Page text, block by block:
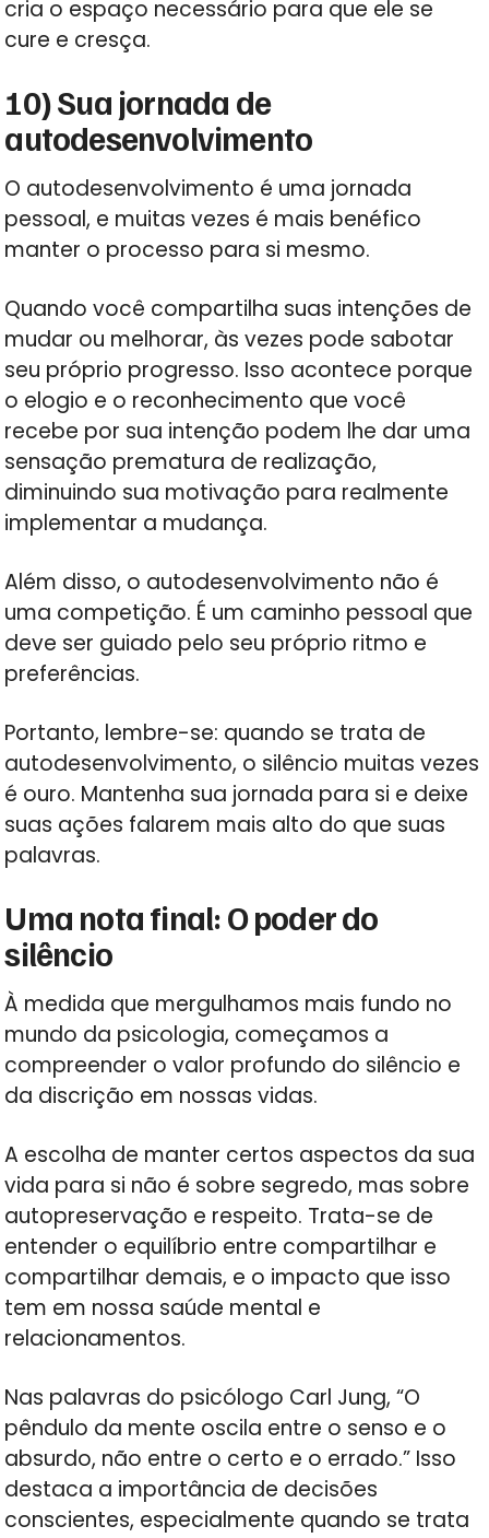
cria o espaço necessário para que ele se
cure e cresça.
10) Sua jornada de
autodesenvolvimento
O autodesenvolvimento é uma jornada
pessoal, e muitas vezes é mais benéfico
manter o processo para si mesmo.
Quando você compartilha suas intenções de
mudar ou melhorar, às vezes pode sabotar
seu próprio progresso. Isso acontece porque
o elogio e o reconhecimento que você
recebe por sua intenção podem lhe dar uma
sensação prematura de realização,
diminuindo sua motivação para realmente
implementar a mudança.
Além disso, o autodesenvolvimento não é
uma competição. É um caminho pessoal que
deve ser guiado pelo seu próprio ritmo e
preferências.
Portanto, lembre-se: quando se trata de
autodesenvolvimento, o silêncio muitas vezes
é ouro. Mantenha sua jornada para si e deixe
suas ações falarem mais alto do que suas
palavras.
Uma nota final: O poder do
silêncio
À medida que mergulhamos mais fundo no
mundo da psicologia, começamos a
compreender o valor profundo do silêncio e
da discrição em nossas vidas.
A escolha de manter certos aspectos da sua
vida para si não é sobre segredo, mas sobre
autopreservação e respeito. Trata-se de
entender o equilíbrio entre compartilhar e
compartilhar demais, e o impacto que isso
tem em nossa saúde mental e
relacionamentos.
Nas palavras do psicólogo Carl Jung, “O
pêndulo da mente oscila entre o senso e o
absurdo, não entre o certo e o errado.” Isso
destaca a importância de decisões
conscientes, especialmente quando se trata